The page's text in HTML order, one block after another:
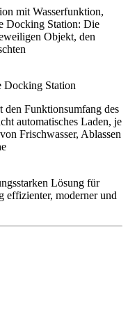
mit Wasserfunktion,
Docking Station: Die
Objekt, den
Docking Station
Funktionsumfang des
automatisches Laden, je
Frischwasser, Ablassen
Lösung für
effizienter, moderner und